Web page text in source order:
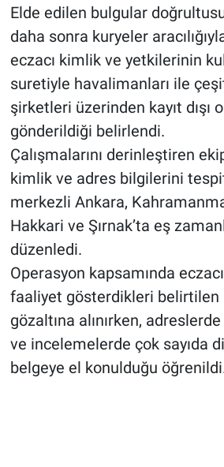
Elde edilen bulgular
daha sonra kuryeler
eczacı kimlik ve yetkilerinin
suretiyle havalimanları ile
şirketleri üzerinden kayıt dışı
gönderildiği belirlendi.
Çalışmalarını derinleştiren
kimlik ve adres bilgilerini
merkezli Ankara,
Hakkari ve Şırnak’ta eş
düzenledi.
Operasyon kapsamında
faaliyet gösterdikleri belirtilen
gözaltına alınırken,
ve incelemelerde çok sayıda
belgeye el konulduğu